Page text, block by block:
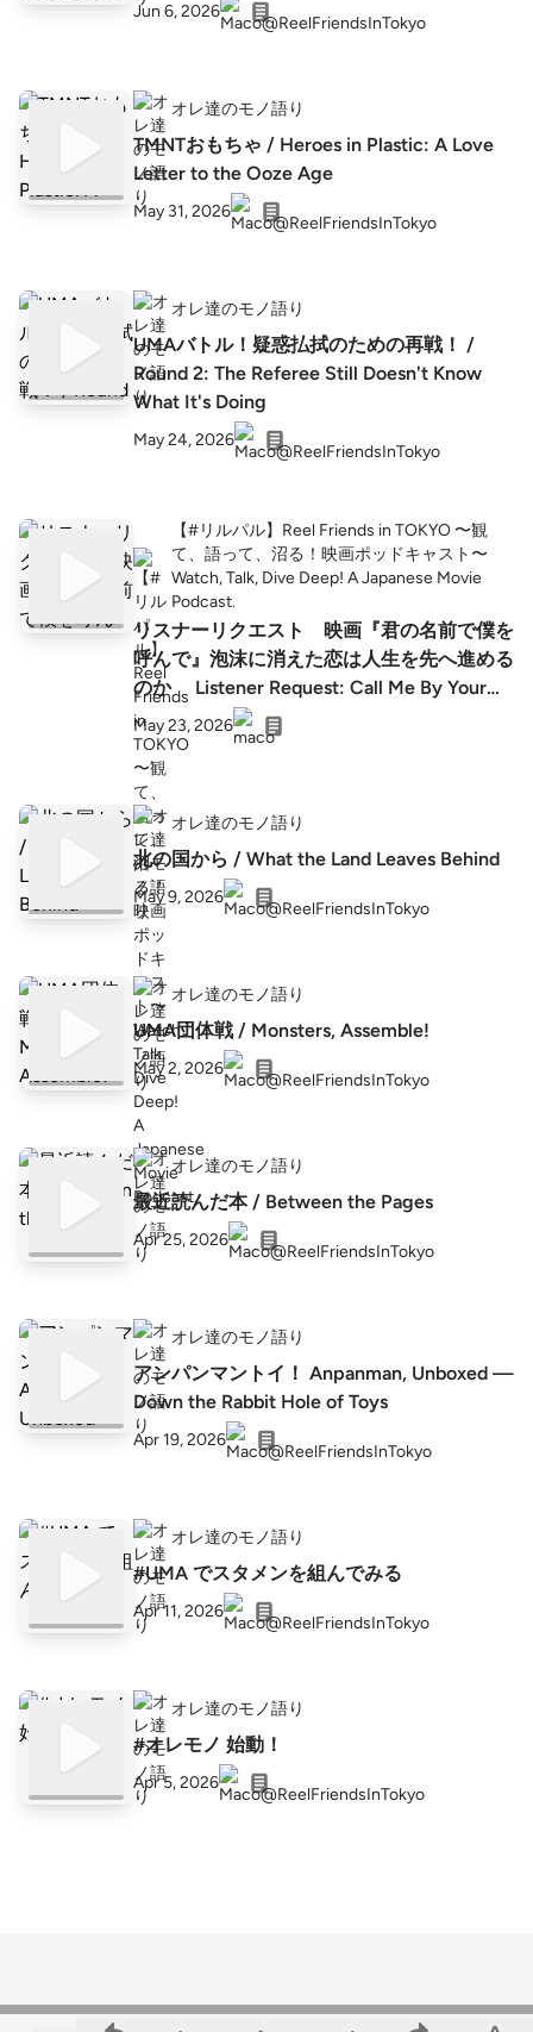
Jun 6, 2026
オレ達のモノ語り
TMNTおもちゃ / Heroes in Plastic: A Love
Letter to the Ooze Age
May 31, 2026
オレ達のモノ語り
UMAバトル！疑惑払拭のための再戦！ /
Round 2: The Referee Still Doesn't Know
What It's Doing
May 24, 2026
【#リルパル】Reel Friends in TOKYO 〜観
て、語って、沼る！映画ポッドキャスト〜
Watch, Talk, Dive Deep! A Japanese Movie
Podcast.
リスナーリクエスト 映画『君の名前で僕を
呼んで』泡沫に消えた恋は人生を先へ進める
のか Listener Request: Call Me By Your
Name — Can a Love That Fades Like a
Dream Still Move Your Life Forward?
May 23, 2026
オレ達のモノ語り
北の国から / What the Land Leaves Behind
May 9, 2026
オレ達のモノ語り
UMA団体戦 / Monsters, Assemble!
May 2, 2026
オレ達のモノ語り
最近読んだ本 / Between the Pages
Apr 25, 2026
オレ達のモノ語り
アンパンマントイ！ Anpanman, Unboxed —
Down the Rabbit Hole of Toys
Apr 19, 2026
オレ達のモノ語り
#UMA でスタメンを組んでみる
Apr 11, 2026
オレ達のモノ語り
#オレモノ 始動！
Apr 5, 2026